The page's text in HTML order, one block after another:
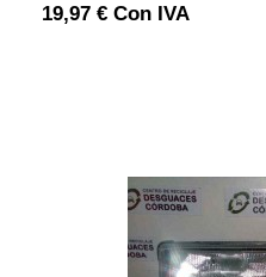
19,97 € Con IVA